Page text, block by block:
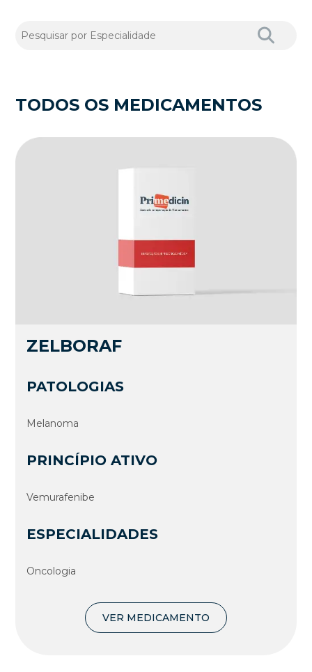
TODOS OS MEDICAMENTOS
ZELBORAF
PATOLOGIAS
Melanoma
PRINCÍPIO ATIVO
Vemurafenibe
ESPECIALIDADES
Oncologia
VER MEDICAMENTO